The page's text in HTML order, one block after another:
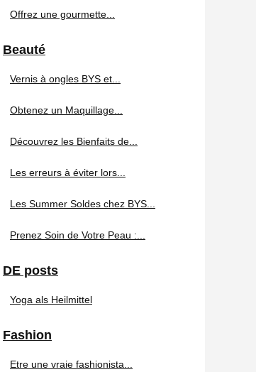
Offrez une gourmette...
Beauté
Vernis à ongles BYS et...
Obtenez un Maquillage...
Découvrez les Bienfaits de...
Les erreurs à éviter lors...
Les Summer Soldes chez BYS...
Prenez Soin de Votre Peau :...
DE posts
Yoga als Heilmittel
Fashion
Etre une vraie fashionista...